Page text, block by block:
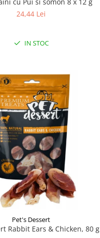
24,44 Lei
IN STOC
Pet's Dessert
Rabbit Ears & Chicken, 80 g